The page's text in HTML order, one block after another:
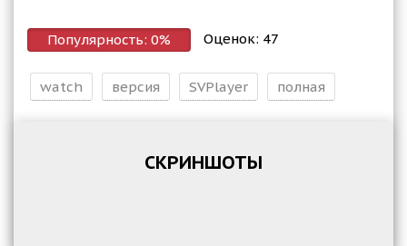
Популярность: 0% Оценок: 47
watch версия SVPlayer полная
СКРИНШОТЫ